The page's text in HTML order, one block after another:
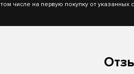
числе на первую покупку от указанных